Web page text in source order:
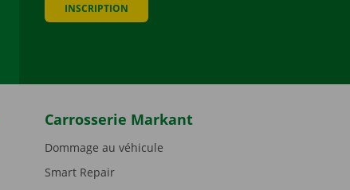
INSCRIPTION
Carrosserie Markant
Dommage au véhicule
Smart Repair